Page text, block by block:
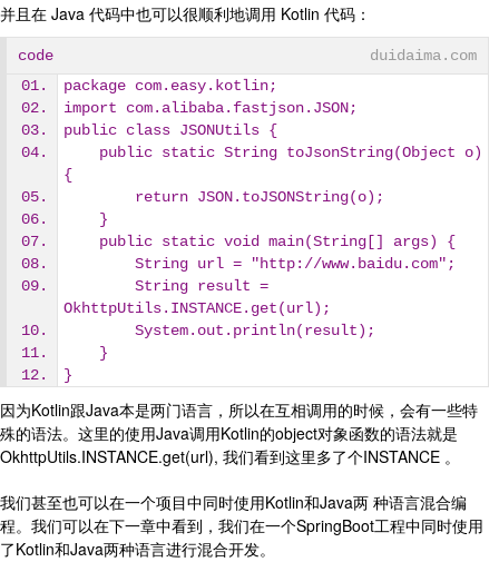
并且在 Java 代码中也可以很顺利地调用 Kotlin 代码：
code
duidaima.com
package com.easy.kotlin;
import com.alibaba.fastjson.JSON;
public class JSONUtils {
{
        return JSON.toJSONString(o);
    }
    public static void main(String[] args) {
        String url = "http://www.baidu.com";
OkhttpUtils.INSTANCE.get(url);
        System.out.println(result);
    }
}
因为Kotlin跟Java本是两门语言，所以在互相调用的时候，会有一些特
殊的语法。这里的使用Java调用Kotlin的object对象函数的语法就是
OkhttpUtils.INSTANCE.get(url), 我们看到这里多了个INSTANCE 。
我们甚至也可以在一个项目中同时使用Kotlin和Java两 种语言混合编
程。我们可以在下一章中看到，我们在一个SpringBoot工程中同时使用
了Kotlin和Java两种语言进行混合开发。